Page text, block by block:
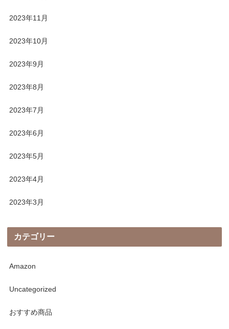
2023年11月
2023年10月
2023年9月
2023年8月
2023年7月
2023年6月
2023年5月
2023年4月
2023年3月
カテゴリー
Amazon
Uncategorized
おすすめ商品